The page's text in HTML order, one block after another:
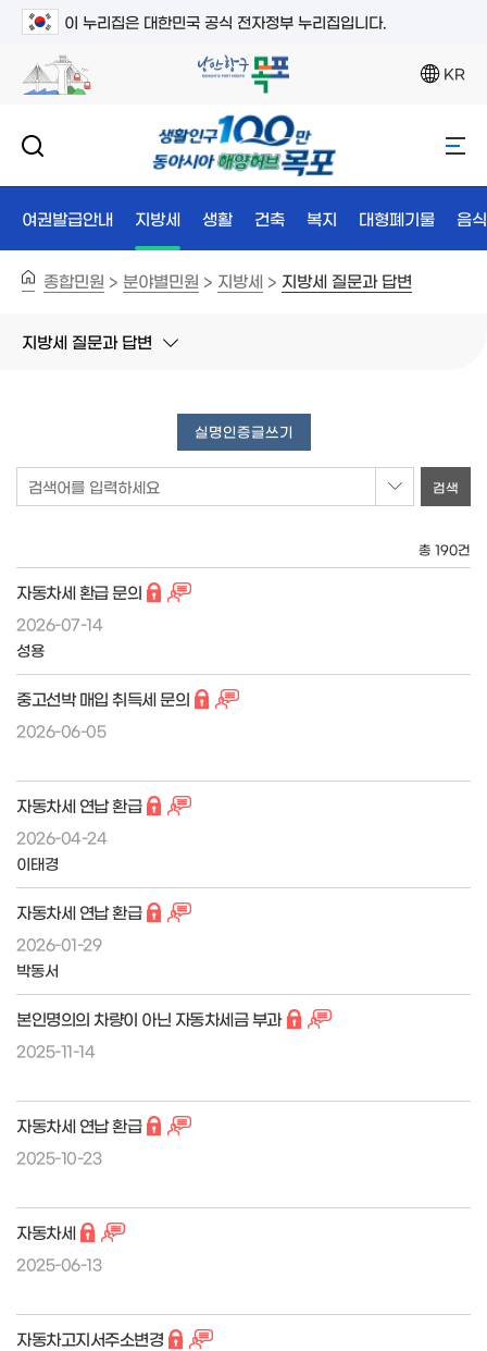
이 누리집은 대한민국 공식 전자정부 누리집입니다.
KR
여권발급안내 지방세 생활 건축 복지 대형폐기물 음
종합민원 > 분야별민원 > 지방세 > 지방세 질문과 답변
지방세 질문과 답변
실명인증글쓰기
검색어를 입력하세요
총 190건
자동차세 환급 문의
2026-07-14
성용
중고선박 매입 취득세 문의
2026-06-05
자동차세 연납 환급
2026-04-24
이태경
자동차세 연납 환급
2026-01-29
박동서
본인명의의 차량이 아닌 자동차세금 부과
2025-11-14
자동차세 연납 환급
2025-10-23
자동차세
2025-06-13
자동차고지서주소변경